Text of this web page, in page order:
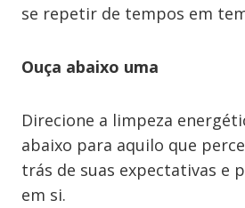
se repetir de tempos em
Ouça abaixo uma
Direcione a limpeza
abaixo para aquilo que
trás de suas expectativas e
em si.